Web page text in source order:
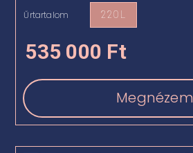
Űrtartalom 220 L
535 000 Ft
Megnézem